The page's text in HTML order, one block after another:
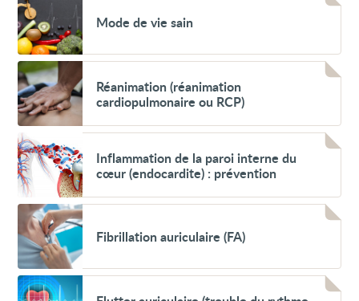
Mode
de
vie
sain
Mode de vie sain
Voir
Réanimation
(réanimation
cardiopulmonaire
ou
RCP)
Réanimation (réanimation
cardiopulmonaire ou RCP)
Voir
Inflammation
de
la
paroi
interne
du
cœur
(endocardite)
:
prévention
Inflammation de la paroi interne du
cœur (endocardite) : prévention
Voir
Fibrillation
auriculaire
(FA)
Fibrillation auriculaire (FA)
Voir
Flutter